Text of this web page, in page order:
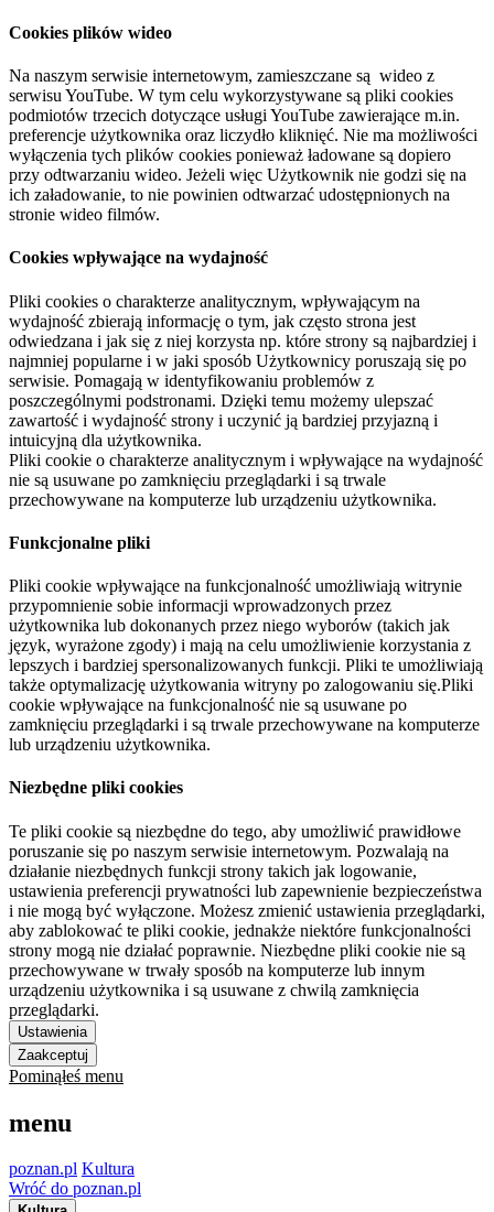
Cookies plików wideo
Na naszym serwisie internetowym, zamieszczane są wideo z
serwisu YouTube. W tym celu wykorzystywane są pliki cookies
podmiotów trzecich dotyczące usługi YouTube zawierające m.in.
preferencje użytkownika oraz liczydło kliknięć. Nie ma możliwości
wyłączenia tych plików cookies ponieważ ładowane są dopiero
przy odtwarzaniu wideo. Jeżeli więc Użytkownik nie godzi się na
ich załadowanie, to nie powinien odtwarzać udostępnionych na
stronie wideo filmów.
Cookies wpływające na wydajność
Pliki cookies o charakterze analitycznym, wpływającym na
wydajność zbierają informację o tym, jak często strona jest
odwiedzana i jak się z niej korzysta np. które strony są najbardziej i
najmniej popularne i w jaki sposób Użytkownicy poruszają się po
serwisie. Pomagają w identyfikowaniu problemów z
poszczególnymi podstronami. Dzięki temu możemy ulepszać
zawartość i wydajność strony i uczynić ją bardziej przyjazną i
intuicyjną dla użytkownika.
Pliki cookie o charakterze analitycznym i wpływające na wydajność
nie są usuwane po zamknięciu przeglądarki i są trwale
przechowywane na komputerze lub urządzeniu użytkownika.
Funkcjonalne pliki
Pliki cookie wpływające na funkcjonalność umożliwiają witrynie
przypomnienie sobie informacji wprowadzonych przez
użytkownika lub dokonanych przez niego wyborów (takich jak
język, wyrażone zgody) i mają na celu umożliwienie korzystania z
lepszych i bardziej spersonalizowanych funkcji. Pliki te umożliwiają
także optymalizację użytkowania witryny po zalogowaniu się.Pliki
cookie wpływające na funkcjonalność nie są usuwane po
zamknięciu przeglądarki i są trwale przechowywane na komputerze
lub urządzeniu użytkownika.
Niezbędne pliki cookies
Te pliki cookie są niezbędne do tego, aby umożliwić prawidłowe
poruszanie się po naszym serwisie internetowym. Pozwalają na
działanie niezbędnych funkcji strony takich jak logowanie,
ustawienia preferencji prywatności lub zapewnienie bezpieczeństwa
i nie mogą być wyłączone. Możesz zmienić ustawienia przeglądarki,
aby zablokować te pliki cookie, jednakże niektóre funkcjonalności
strony mogą nie działać poprawnie. Niezbędne pliki cookie nie są
przechowywane w trwały sposób na komputerze lub innym
urządzeniu użytkownika i są usuwane z chwilą zamknięcia
przeglądarki.
Ustawienia
Zaakceptuj
Pominąłeś menu
menu
poznan.pl Kultura
Wróć do poznan.pl